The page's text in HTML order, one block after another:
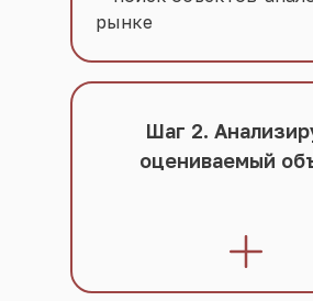
рынке
Шаг 2.
оцениваемый